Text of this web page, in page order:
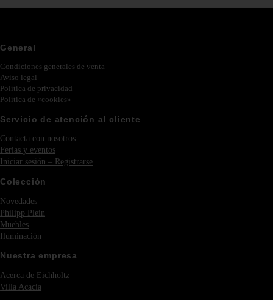
General
Condiciones generales de venta
Aviso legal
Política de privacidad
Política de «cookies»
Servicio de atención al cliente
Contacta con nosotros
Ferias y eventos
Iniciar sesión – Registrarse
Colección
Novedades
Philipp Plein
Muebles
Iluminación
Nuestra empresa
Acerca de Eichholtz
Villa Acacia